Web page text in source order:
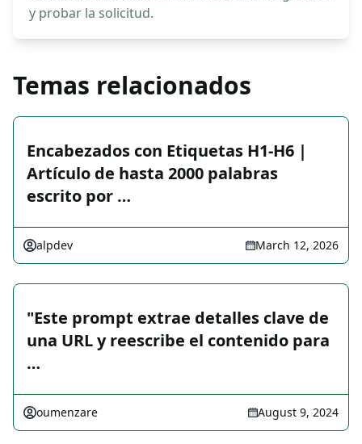
y probar la solicitud.
Temas relacionados
Encabezados con Etiquetas H1-H6 |
Artículo de hasta 2000 palabras
escrito por …
alpdev March 12, 2026
"Este prompt extrae detalles clave de
una URL y reescribe el contenido para
…
oumenzare August 9, 2024